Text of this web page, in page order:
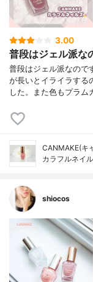
3.00
普段はジェル派な
普段はジェル派なので
が長いとイライラする
した。また色もプラム
CANMAKE(キ
カラフルネイ
shiocos